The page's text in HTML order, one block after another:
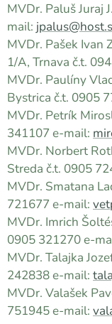
MVDr. Paluš Juraj
mail:
MVDr. Pašek Ivan
1/A, Trnava č.t.
MVDr. Paulíny
Bystrica č.t. 0905
MVDr. Petrík
341107 e-mail:
MVDr. Norbert
Streda č.t. 0905
MVDr. Smatana
721677 e-mail:
MVDr. Imrich
0905 321270 e-
MVDr. Talajka
242838 e-mail:
MVDr. Valašek
751945 e-mail: